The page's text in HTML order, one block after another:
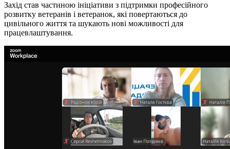
Захід став частиною ініціативи з підтримки професійного
розвитку ветеранів і ветеранок, які повертаються до
цивільного життя та шукають нові можливості для
працевлаштування.